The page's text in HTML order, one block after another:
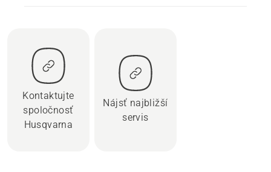
Kontaktujte
spoločnosť
Husqvarna
Nájsť najbližší
servis